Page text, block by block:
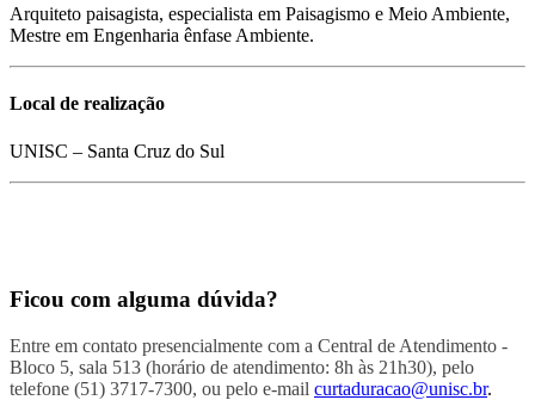
Arquiteto paisagista, especialista em Paisagismo e Meio Ambiente,
Mestre em Engenharia ênfase Ambiente.
Local de realização
UNISC – Santa Cruz do Sul
Ficou com alguma dúvida?
Entre em contato presencialmente com a Central de Atendimento -
Bloco 5, sala 513 (horário de atendimento: 8h às 21h30), pelo
telefone (51) 3717-7300, ou pelo e-mail curtaduracao@unisc.br.